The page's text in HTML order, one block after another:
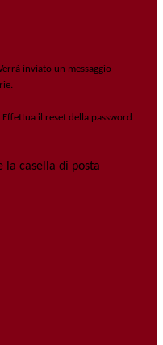
inviato un messaggio
il reset della password
la casella di posta